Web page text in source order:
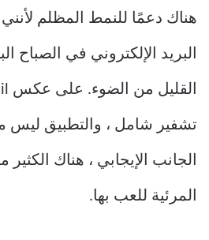
هناك دعمًا للنمط المظلم
البريد الإلكتروني في الصباح
تشفير شامل ، والتطبيق ليس
الجانب الإيجابي ، هناك
المرئية للعب بها.